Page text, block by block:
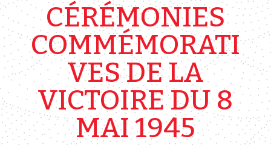
CÉRÉMONIES
COMMÉMORATI
VES DE LA
VICTOIRE DU 8
MAI 1945